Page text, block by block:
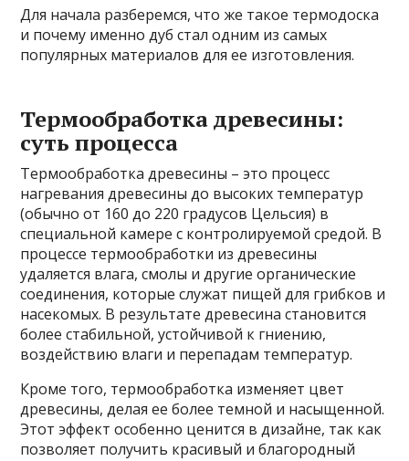
Для начала разберемся, что же такое термодоска
и почему именно дуб стал одним из самых
популярных материалов для ее изготовления.
Термообработка древесины:
суть процесса
Термообработка древесины – это процесс
нагревания древесины до высоких температур
(обычно от 160 до 220 градусов Цельсия) в
специальной камере с контролируемой средой. В
процессе термообработки из древесины
удаляется влага, смолы и другие органические
соединения, которые служат пищей для грибков и
насекомых. В результате древесина становится
более стабильной, устойчивой к гниению,
воздействию влаги и перепадам температур.
Кроме того, термообработка изменяет цвет
древесины, делая ее более темной и насыщенной.
Этот эффект особенно ценится в дизайне, так как
позволяет получить красивый и благородный